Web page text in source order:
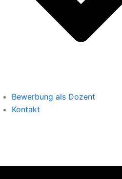
Bewerbung als Dozent
Kontakt